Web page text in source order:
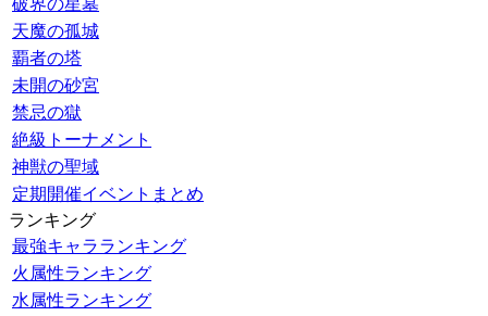
破界の星墓
天魔の孤城
覇者の塔
未開の砂宮
禁忌の獄
絶級トーナメント
神獣の聖域
定期開催イベントまとめ
ランキング
最強キャラランキング
火属性ランキング
水属性ランキング